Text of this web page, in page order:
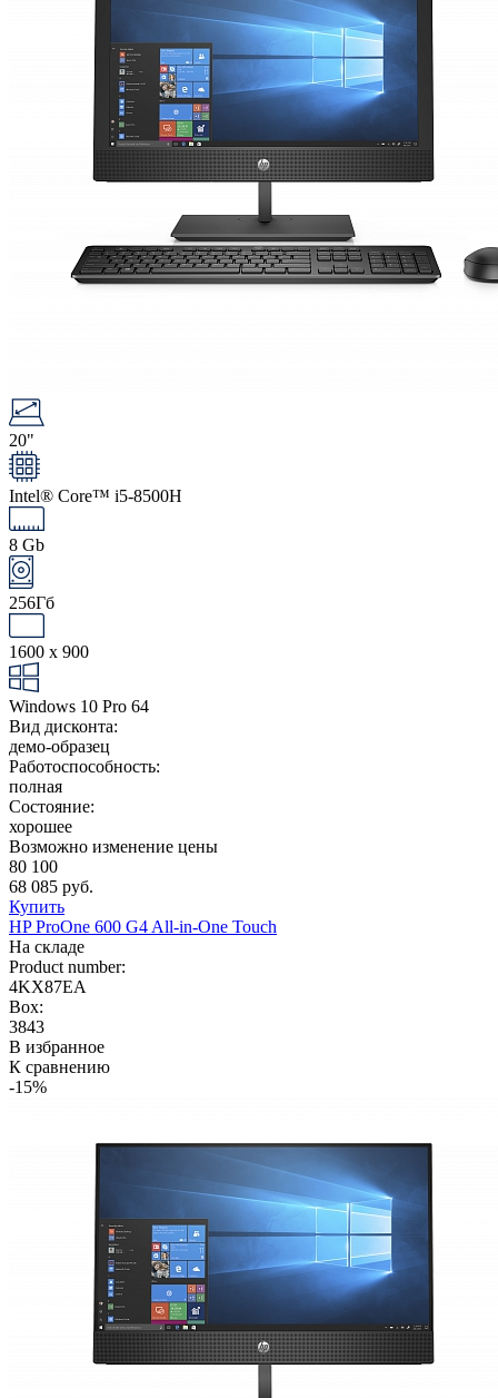
20"
Intel® Core™ i5-8500H
8 Gb
256Гб
1600 x 900
Windows 10 Pro 64
Вид дисконта:
демо-образец
Работоспособность:
полная
Состояние:
хорошее
Возможно изменение цены
80 100
68 085 руб.
Купить
HP ProOne 600 G4 All-in-One Touch
На складе
Product number:
4KX87EA
Box:
3843
В избранное
К сравнению
-15%